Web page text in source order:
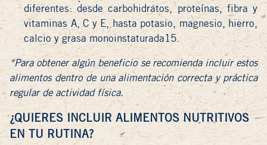
diferentes: desde carbohidratos, proteínas, fibra y
vitaminas A, C y E, hasta potasio, magnesio, hierro,
calcio y grasa monoinstaturada15.
*Para obtener algún beneficio se recomienda incluir estos
alimentos dentro de una alimentación correcta y práctica
regular de actividad física.
¿QUIERES INCLUIR ALIMENTOS NUTRITIVOS
EN TU RUTINA?